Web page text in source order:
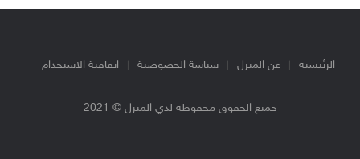
الرئيسيه عن المنزل سياسة الخصوصية اتفاقية الاستخدام
جميع الحقوق محفوظه لدي المنزل © 2021